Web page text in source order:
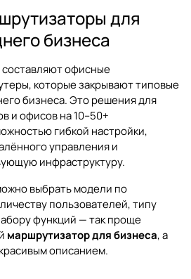
для
бизнеса
составляют офисные
которые закрывают типовые
бизнеса. Это решения для
и офисов на 10–50+
гибкой настройки,
управления и
инфраструктуру.
выбрать модели по
пользователей, типу
функций — так проще
маршрутизатор для бизнеса, а
описанием.